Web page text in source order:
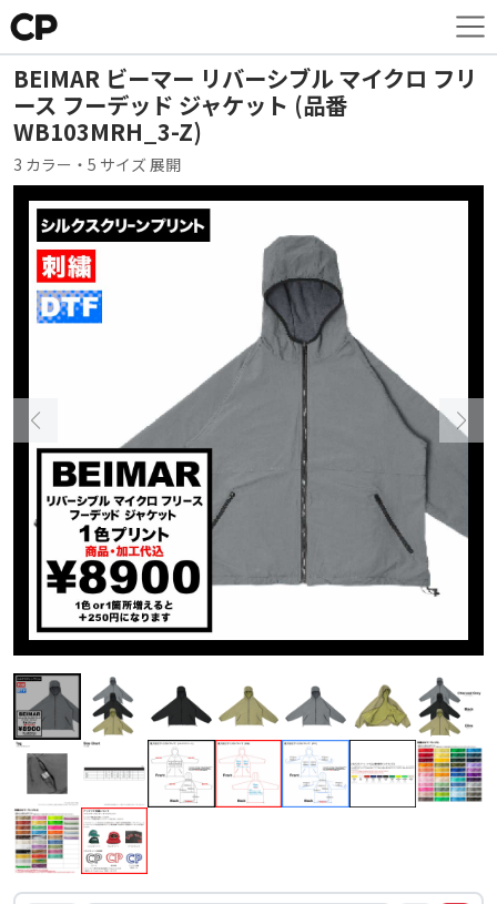
BEIMAR ビーマー リバーシブル マイクロ フリ
ース フーデッド ジャケット (品番
WB103MRH_3-Z)
3 カラー・5 サイズ 展開